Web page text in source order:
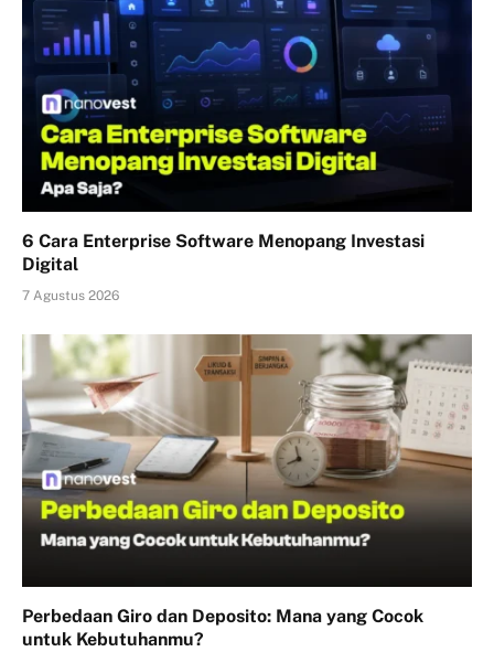
6 Cara Enterprise Software Menopang Investasi
Digital
7 Agustus 2026
Perbedaan Giro dan Deposito: Mana yang Cocok
untuk Kebutuhanmu?